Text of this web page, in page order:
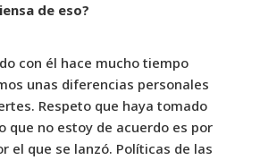
de eso?
con él hace mucho tiempo
unas diferencias personales
Respeto que haya tomado
que no estoy de acuerdo es por
el que se lanzó. Políticas de las